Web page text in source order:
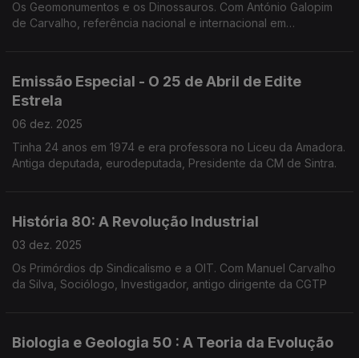
Os Geomonumentos e os Dinossauros. Com António Galopim
de Carvalho, referência nacional e internacional em
Emissão Especial - O 25 de Abril de Edite
Estrela
06 dez. 2025
Tinha 24 anos em 1974 e era professora no Liceu da Amadora.
Antiga deputada, eurodeputada, Presidente da CM de Sintra.
História 80: A Revolução Industrial
03 dez. 2025
Os Primórdios dp Sindicalismo e a OIT. Com Manuel Carvalho
da Silva, Sociólogo, Investigador, antigo dirigente da CGTP
Biologia e Geologia 50 : A Teoria da Evolução